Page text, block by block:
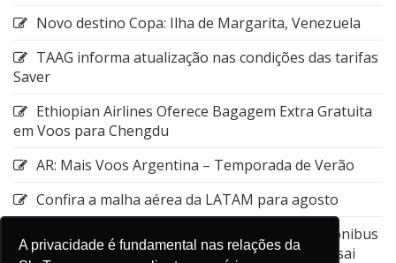
A privacidade é fundamental nas relações da
Novo destino Copa: Ilha de Margarita, Venezuela
TAAG informa atualização nas condições das tarifas
Saver
Ethiopian Airlines Oferece Bagagem Extra Gratuita
em Voos para Chengdu
AR: Mais Voos Argentina – Temporada de Verão
Confira a malha aérea da LATAM para agosto
Emirates: Alteração do local de embarque do ônibus
entre a Estação de Nagoya e o Aeroporto de Kansai